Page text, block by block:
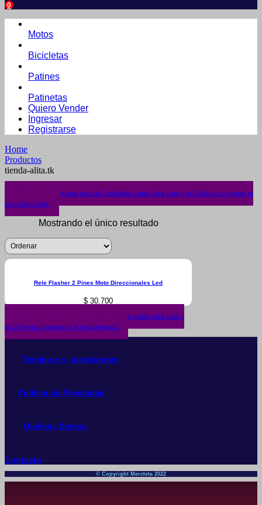
0
Motos
Bicicletas
Patines
Patinetas
Quiero Vender
Ingresar
Registrarse
Home
Productos
tienda-alita.tk
¿No encuentras lo que buscas? solicítalo dando click aquí y en 24 horas o menos te
lo encontramos.
Mostrando el único resultado
Rele Flasher 2 Pines Moto Direccionales Led
$ 30.700
¿No encuentras lo que buscas? solicítalo dando click aquí y
en 24 horas o menos te lo encontramos.
Términos y condiciones
Política de Privacidad
Quiénes Somos
Contacto
© Copyright Mercleta 2022